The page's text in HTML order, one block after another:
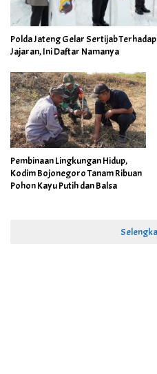
Polda Jateng Gelar Sertijab
Jajaran, Ini Daftar Namanya
Pembinaan Lingkungan Hidup,
Kodim Bojonegoro Tanam Ribuan
Pohon Kayu Putih dan Balsa